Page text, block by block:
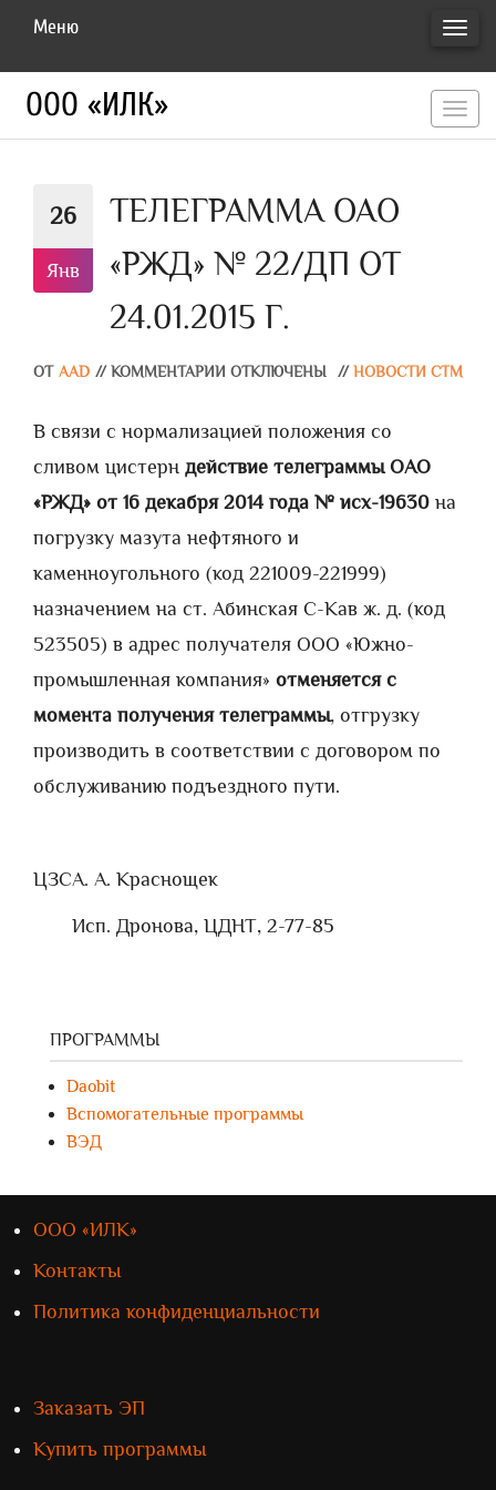
Меню
ООО «ИЛК»
26
Янв
ТЕЛЕГРАММА ОАО
«РЖД» № 22/ДП ОТ
24.01.2015 Г.
ОТ AAD // КОММЕНТАРИИ ОТКЛЮЧЕНЫ // НОВОСТИ СТМ
В связи с нормализацией положения со
сливом цистерн действие телеграммы ОАО
«РЖД» от 16 декабря 2014 года № исх-19630 на
погрузку мазута нефтяного и
каменноугольного (код 221009-221999)
назначением на ст. Абинская С-Кав ж. д. (код
523505) в адрес получателя ООО «Южно-
промышленная компания» отменяется с
момента получения телеграммы, отгрузку
производить в соответствии с договором по
обслуживанию подъездного пути.
ЦЗСА. А. Краснощек
Исп. Дронова, ЦДНТ, 2-77-85
ПРОГРАММЫ
Daobit
Вспомогательные программы
ВЭД
ООО «ИЛК»
Контакты
Политика конфиденциальности
Заказать ЭП
Купить программы